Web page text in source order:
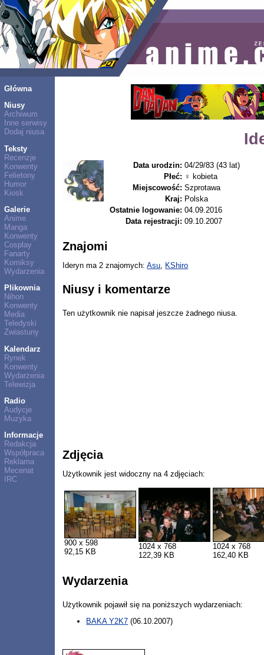
Główna
Niusy
Archiwum
Inne serwisy
Dodaj niusa
Teksty
Recenzje
Konwenty
Felietony
Humor
Kiosk
Galerie
Anime
Manga
Konwenty
Cosplay
Fanarty
Komiksy
Wydarzenia
Plikownia
Nihon
Konwenty
Media
Teledyski
Zwiastuny
Kalendarz
Rynek
Konwenty
Wydarzenia
Telewizja
Radio
Audycje
Muzyka
Informacje
Redakcja
Współpraca
Reklama
Mecenat
IRC
Data urodzin: 04/29/83 (43 lat)
Płeć: ♀ kobieta
Miejscowość: Szprotawa
Kraj: Polska
Ostatnie logowanie: 04.09.2016
Data rejestracji: 09.10.2007
Znajomi
Ideryn ma 2 znajomych:Asu, KShiro
Niusy i komentarze
Ten użytkownik nie napisał jeszcze żadnego niusa.
Zdjęcia
Użytkownik jest widoczny na 4 zdjęciach:
900 x 598
92,15 KB
1024 x 768
122,39 KB
1024 x 768
162,40 KB
Wydarzenia
Użytkownik pojawił się na poniższych wydarzeniach:
BAKA Y2K7 (06.10.2007)